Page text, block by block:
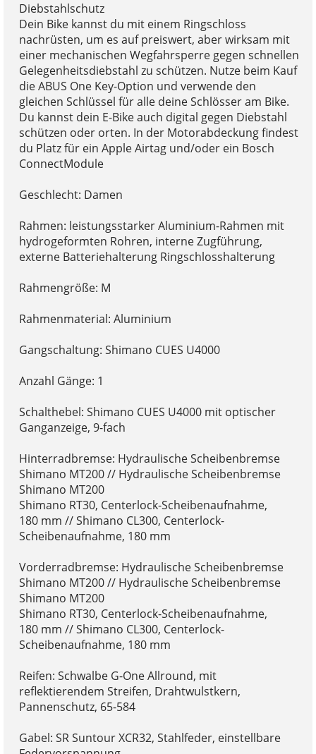
Diebstahlschutz
Dein Bike kannst du mit einem Ringschloss
nachrüsten, um es auf preiswert, aber wirksam mit
einer mechanischen Wegfahrsperre gegen schnellen
Gelegenheitsdiebstahl zu schützen. Nutze beim Kauf
die ABUS One Key-Option und verwende den
gleichen Schlüssel für alle deine Schlösser am Bike.
Du kannst dein E-Bike auch digital gegen Diebstahl
schützen oder orten. In der Motorabdeckung findest
du Platz für ein Apple Airtag und/oder ein Bosch
ConnectModule
Geschlecht: Damen
Rahmen: leistungsstarker Aluminium-Rahmen mit
hydrogeformten Rohren, interne Zugführung,
externe Batteriehalterung Ringschlosshalterung
Rahmengröße: M
Rahmenmaterial: Aluminium
Gangschaltung: Shimano CUES U4000
Anzahl Gänge: 1
Schalthebel: Shimano CUES U4000 mit optischer
Ganganzeige, 9-fach
Hinterradbremse: Hydraulische Scheibenbremse
Shimano MT200 // Hydraulische Scheibenbremse
Shimano MT200
Shimano RT30, Centerlock-Scheibenaufnahme,
180 mm // Shimano CL300, Centerlock-
Scheibenaufnahme, 180 mm
Vorderradbremse: Hydraulische Scheibenbremse
Shimano MT200 // Hydraulische Scheibenbremse
Shimano MT200
Shimano RT30, Centerlock-Scheibenaufnahme,
180 mm // Shimano CL300, Centerlock-
Scheibenaufnahme, 180 mm
Reifen: Schwalbe G-One Allround, mit
reflektierendem Streifen, Drahtwulstkern,
Pannenschutz, 65-584
Gabel: SR Suntour XCR32, Stahlfeder, einstellbare